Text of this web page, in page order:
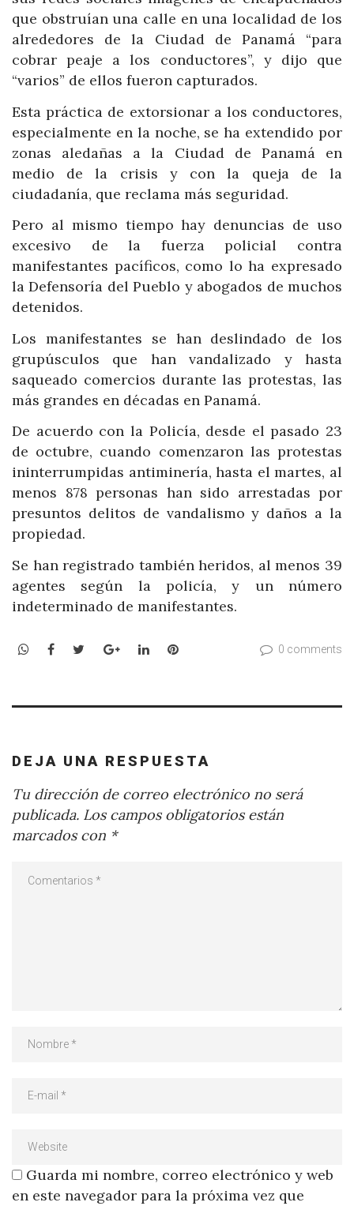
que obstruían una calle en una localidad de los
alrededores de la Ciudad de Panamá “para
cobrar peaje a los conductores”, y dijo que
“varios” de ellos fueron capturados.
Esta práctica de extorsionar a los conductores,
especialmente en la noche, se ha extendido por
zonas aledañas a la Ciudad de Panamá en
medio de la crisis y con la queja de la
ciudadanía, que reclama más seguridad.
Pero al mismo tiempo hay denuncias de uso
excesivo de la fuerza policial contra
manifestantes pacíficos, como lo ha expresado
la Defensoría del Pueblo y abogados de muchos
detenidos.
Los manifestantes se han deslindado de los
grupúsculos que han vandalizado y hasta
saqueado comercios durante las protestas, las
más grandes en décadas en Panamá.
De acuerdo con la Policía, desde el pasado 23
de octubre, cuando comenzaron las protestas
ininterrumpidas antiminería, hasta el martes, al
menos 878 personas han sido arrestadas por
presuntos delitos de vandalismo y daños a la
propiedad.
Se han registrado también heridos, al menos 39
agentes según la policía, y un número
indeterminado de manifestantes.
WhatsApp
Facebook
TwitterGoogle+LinkedInPinterest 0 comments
DEJA UNA RESPUESTA
Tu dirección de correo electrónico no será
publicada. Los campos obligatorios están
marcados con *
Guarda mi nombre, correo electrónico y web
en este navegador para la próxima vez que